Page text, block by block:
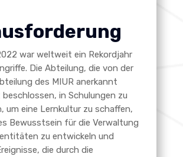
war weltweit ein Rekordjahr
Die Abteilung, die von der
des MIUR anerkannt
in Schulungen zu
um eine Lernkultur zu schaffen,
Bewusstsein für die Verwaltung
zu entwickeln und
die durch die